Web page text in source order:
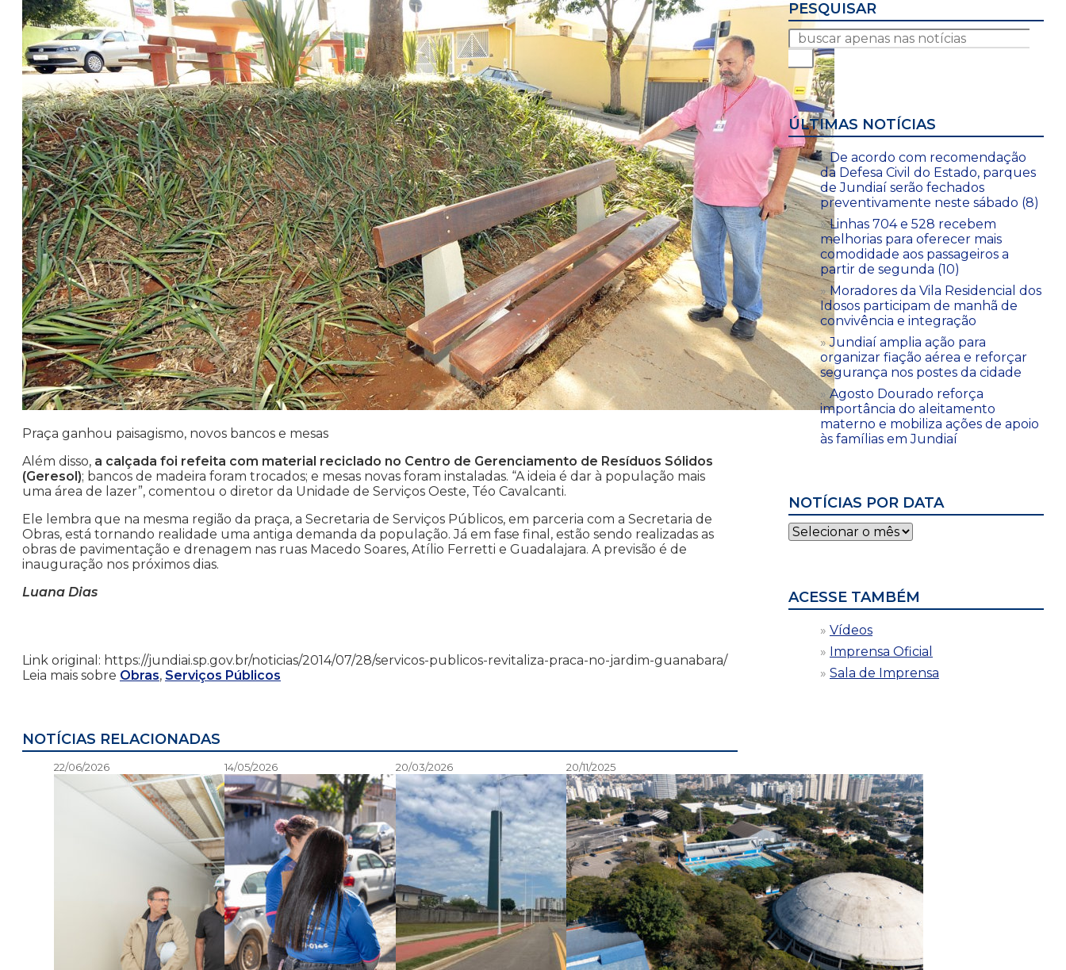
Praça ganhou paisagismo, novos bancos e mesas
Além disso, a calçada foi refeita com material reciclado no Centro de Gerenciamento de Resíduos Sólidos
(Geresol); bancos de madeira foram trocados; e mesas novas foram instaladas. “A ideia é dar à população mais
uma área de lazer”, comentou o diretor da Unidade de Serviços Oeste, Téo Cavalcanti.
Ele lembra que na mesma região da praça, a Secretaria de Serviços Públicos, em parceria com a Secretaria de
Obras, está tornando realidade uma antiga demanda da população. Já em fase final, estão sendo realizadas as
obras de pavimentação e drenagem nas ruas Macedo Soares, Atílio Ferretti e Guadalajara. A previsão é de
inauguração nos próximos dias.
Luana Dias
Link original: https://jundiai.sp.gov.br/noticias/2014/07/28/servicos-publicos-revitaliza-praca-no-jardim-guanabara/
Leia mais sobre Obras, Serviços Públicos
NOTÍCIAS RELACIONADAS
22/06/2026 14/05/2026 20/03/2026 20/11/2025
PESQUISAR
ÚLTIMAS NOTÍCIAS
De acordo com recomendação
da Defesa Civil do Estado, parques
de Jundiaí serão fechados
preventivamente neste sábado (8)
Linhas 704 e 528 recebem
melhorias para oferecer mais
comodidade aos passageiros a
partir de segunda (10)
Moradores da Vila Residencial dos
Idosos participam de manhã de
convivência e integração
Jundiaí amplia ação para
organizar fiação aérea e reforçar
segurança nos postes da cidade
Agosto Dourado reforça
importância do aleitamento
materno e mobiliza ações de apoio
às famílias em Jundiaí
NOTÍCIAS POR DATA
Notícias
por
ACESSE TAMBÉM
Vídeos
Imprensa Oficial
Sala de Imprensa